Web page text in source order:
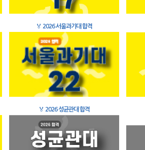
🏅 2026 서울과기대 합격
🏅 2026 성균관대 합격